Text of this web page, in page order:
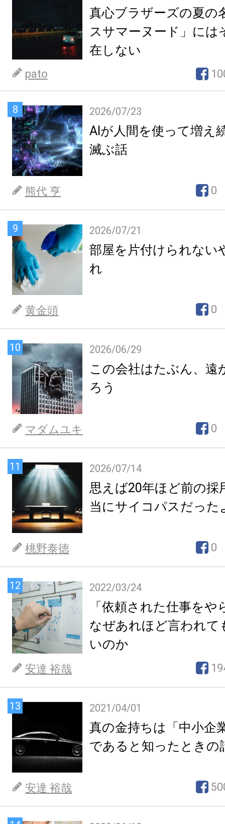
真心ブラザーズの夏の
スサマーヌード」には
在しない
pato
8 2026/07/23
AIが人間を使って増え
滅ぶ話
熊代 亨 0
9 2026/07/21
部屋を片付けられない
れ
黄金頭 0
10 2026/06/29
この会社はたぶん、遠
ろう
マダムユキ 0
11 2026/07/14
思えば20年ほど前の採
当にサイコパスだった
桃野泰徳 0
12 2022/03/24
「依頼された仕事を
なぜあれほど言われて
いのか
安達 裕哉
13 2021/04/01
真の金持ちは「中小企
であると知ったときの
安達 裕哉